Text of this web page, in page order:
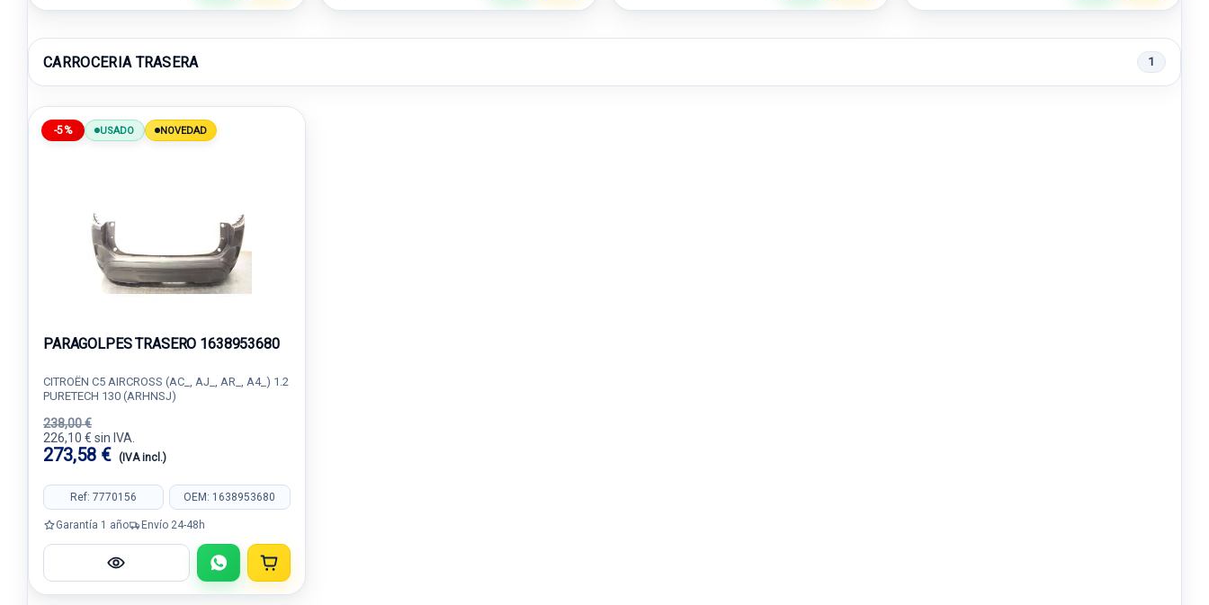
CARROCERIA TRASERA 1
-5% USADO NOVEDAD
PARAGOLPES TRASERO 1638953680
CITROËN C5 AIRCROSS (AC_, AJ_, AR_, A4_) 1.2
PURETECH 130 (ARHNSJ)
238,00 €
226,10 € sin IVA.
273,58 € (IVA incl.)
Ref: 7770156 OEM: 1638953680
Garantía 1 año Envío 24-48h